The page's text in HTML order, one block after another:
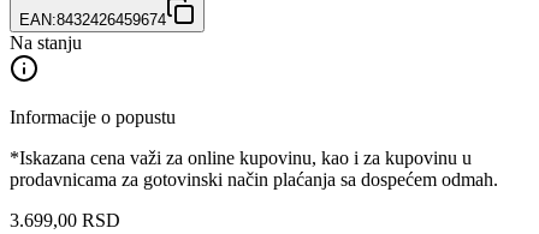
EAN:8432426459674
Na stanju
Informacije o popustu
*Iskazana cena važi za online kupovinu, kao i za kupovinu u
prodavnicama za gotovinski način plaćanja sa dospećem odmah.
3.699,00 RSD